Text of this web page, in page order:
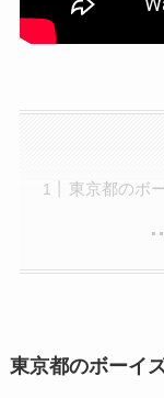
東京都のボ
東京都のボーイ